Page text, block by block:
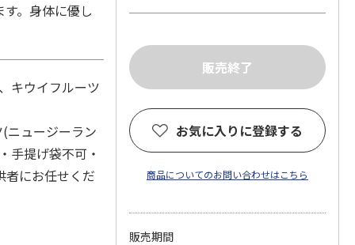
。身体に優し
キウイフルーツ
ュージーラン
提げ袋不可・
にお任せくだ
お気に入りに登録する
商品についてのお問い合わせはこちら
販売期間